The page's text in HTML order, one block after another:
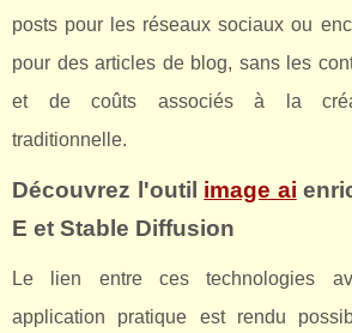
posts pour les réseaux sociaux ou
pour des articles de blog, sans les
et de coûts associés à la
traditionnelle.
Découvrez l'outil image ai
E et Stable Diffusion
Le lien entre ces technologies
application pratique est rendu